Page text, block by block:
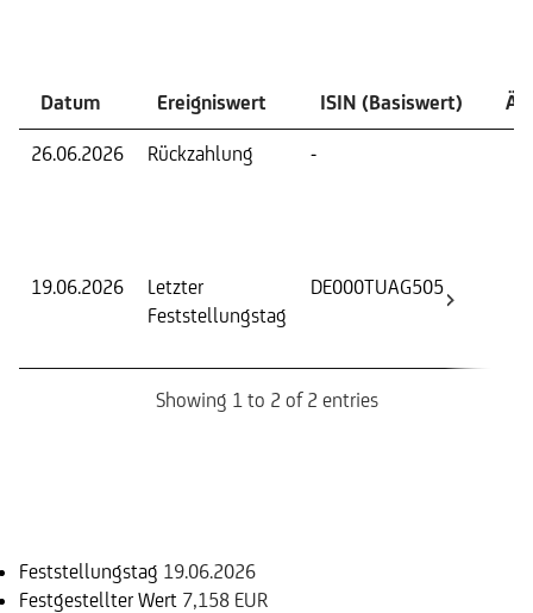
Datum Ereigniswert ISIN (Basiswert)
26.06.2026 Rückzahlung -
19.06.2026
Letzter
Feststellungstag
DE000TUAG505
Showing 1 to 2 of 2 entries
Feststellungstag 19.06.2026
Festgestellter Wert 7,158 EUR